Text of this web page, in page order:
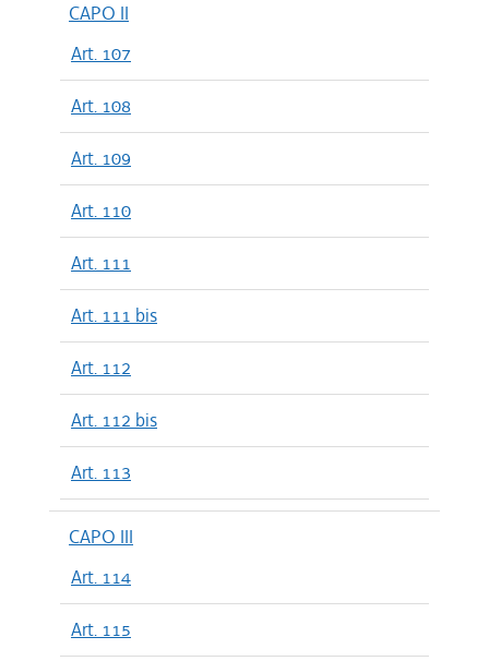
CAPO II
Art. 107
Art. 108
Art. 109
Art. 110
Art. 111
Art. 111 bis
Art. 112
Art. 112 bis
Art. 113
CAPO III
Art. 114
Art. 115